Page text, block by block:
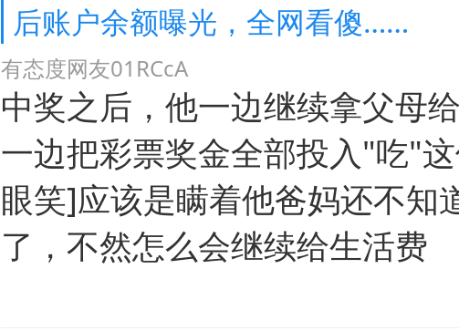
后账户余额曝光，全网看傻……
有态度网友01RCcA
中奖之后，他一边继续拿父母
一边把彩票奖金全部投入"吃"
眼笑]应该是瞒着他爸妈还不知
了，不然怎么会继续给生活费